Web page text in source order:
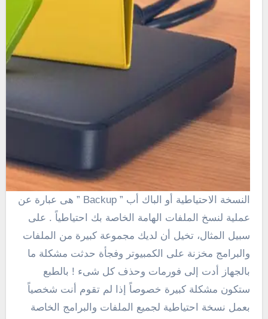
عملية لنسخ الملفات الهامة الخاصة بك احتياطياً . على
سبيل المثال، تخيل أن لديك مجموعة كبيرة من الملفات
والبرامج مخزنة على الكمبيوتر وفجأة حدثت مشكلة ما
بالجهاز أدت إلى فورمات وحذف كل شىء ! بالطبع
ستكون مشكلة كبيرة خصوصاً إذا لم تقوم أنت شخصياً
بعمل نسخة احتياطية لجميع الملفات والبرامج الخاصة